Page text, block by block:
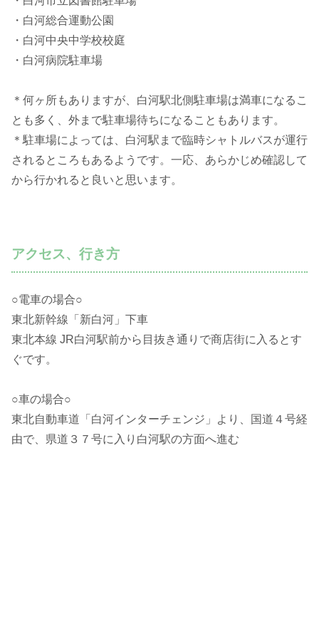
・白河総合運動公園
・白河中央中学校校庭
・白河病院駐車場
＊何ヶ所もありますが、白河駅北側駐車場は満車になるこ
とも多く、外まで駐車場待ちになることもあります。
＊駐車場によっては、白河駅まで臨時シャトルバスが運行
されるところもあるようです。一応、あらかじめ確認して
から行かれると良いと思います。
アクセス、行き方
○電車の場合○
東北新幹線「新白河」下車
東北本線 JR白河駅前から目抜き通りで商店街に入るとす
ぐです。
○車の場合○
東北自動車道「白河インターチェンジ」より、国道４号経
由で、県道３７号に入り白河駅の方面へ進む